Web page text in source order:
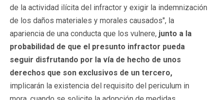
de la actividad ilícita del infractor y exigir la indemnización
de los daños materiales y morales causados", la
apariencia de una conducta que los vulnere, junto a la
probabilidad de que el presunto infractor pueda
seguir disfrutando por la vía de hecho de unos
derechos que son exclusivos de un tercero,
implicarán la existencia del requisito del periculum in